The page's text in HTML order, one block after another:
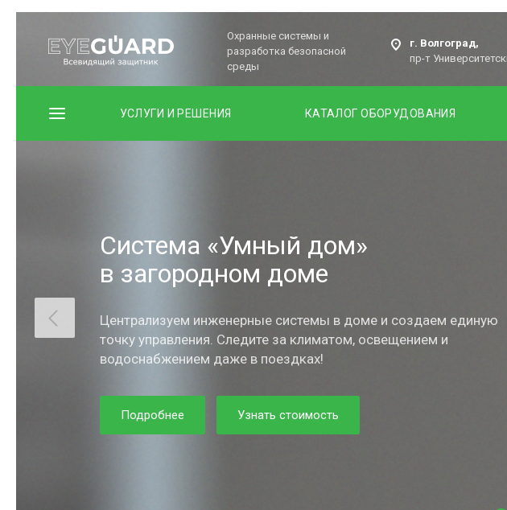
Охранные системы и
разработка безопасной
среды
г. Волгоград,
пр-т
УСЛУГИ И РЕШЕНИЯ КАТАЛОГ ОБОРУДОВАНИЯ
Система «Умный дом»
в загородном доме
Централизуем инженерные системы в доме и создаем единую
точку управления. Следите за климатом, освещением и
водоснабжением даже в поездках!
Подробнее Узнать стоимость